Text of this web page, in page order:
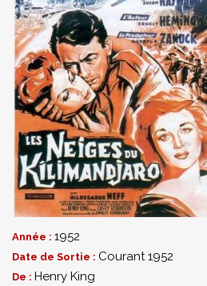
Année : 1952
Date de Sortie : Courant 1952
De : Henry King